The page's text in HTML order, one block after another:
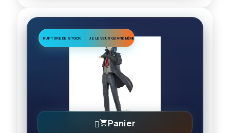
RUPTURE DE STOCK JE LE VEUX QUAND MÊME
Panier